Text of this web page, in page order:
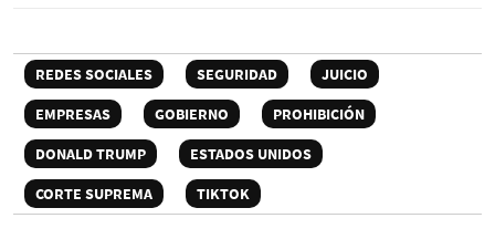
REDES SOCIALES SEGURIDAD
JUICIO
EMPRESAS
GOBIERNO
PROHIBICIÓN
DONALD TRUMP
ESTADOS UNIDOS
CORTE SUPREMA
TIKTOK